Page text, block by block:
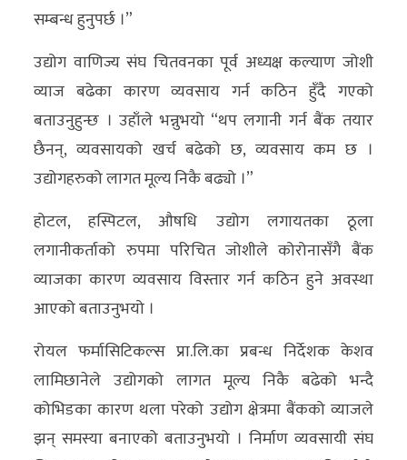
सम्बन्ध हुनुपर्छ ।”
उद्योग वाणिज्य संघ चितवनका पूर्व अध्यक्ष कल्याण जोशी
व्याज बढेका कारण व्यवसाय गर्न कठिन हुँदै गएको
बताउनुहुन्छ । उहाँले भन्नुभयो “थप लगानी गर्न बैंक तयार
छैनन्, व्यवसायको खर्च बढेको छ, व्यवसाय कम छ ।
उद्योगहरुको लागत मूल्य निकै बढ्यो ।”
होटल, हस्पिटल, औषधि उद्योग लगायतका ठूला
लगानीकर्ताको रुपमा परिचित जोशीले कोरोनासँगै बैंक
व्याजका कारण व्यवसाय विस्तार गर्न कठिन हुने अवस्था
आएको बताउनुभयो ।
रोयल फर्मासिटिकल्स प्रा.लि.का प्रबन्ध निर्देशक केशव
लामिछानेले उद्योगको लागत मूल्य निकै बढेको भन्दै
कोभिडका कारण थला परेको उद्योग क्षेत्रमा बैंकको व्याजले
झन् समस्या बनाएको बताउनुभयो । निर्माण व्यवसायी संघ